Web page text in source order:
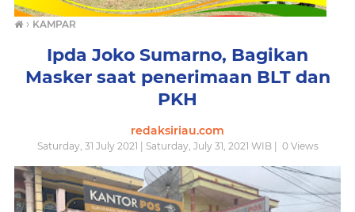
› KAMPAR
Ipda Joko Sumarno, Bagikan
Masker saat penerimaan BLT dan
PKH
redaksiriau.com
Saturday, 31 July 2021 | Saturday, July 31, 2021 WIB | 0Views